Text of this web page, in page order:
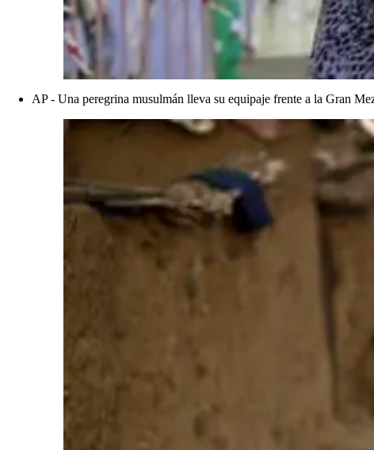
AP - Una peregrina musulmán lleva su equipaje frente a la Gran